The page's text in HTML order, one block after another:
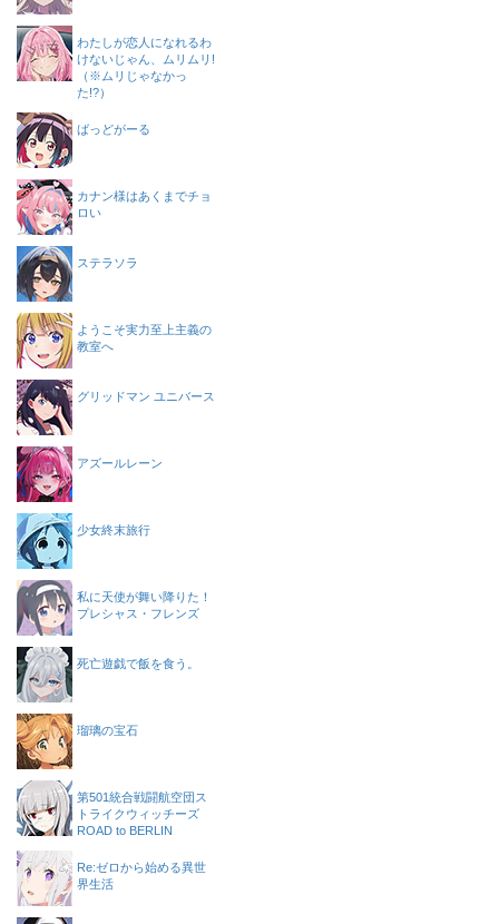
わたしが恋人になれるわ
けないじゃん、ムリムリ!
（※ムリじゃなかっ
た!?）
ばっどがーる
カナン様はあくまでチョ
ロい
ステラソラ
ようこそ実力至上主義の
教室へ
グリッドマン ユニバース
アズールレーン
少女終末旅行
私に天使が舞い降りた！
プレシャス・フレンズ
死亡遊戯で飯を食う。
瑠璃の宝石
第501統合戦闘航空団ス
トライクウィッチーズ
ROAD to BERLIN
Re:ゼロから始める異世
界生活